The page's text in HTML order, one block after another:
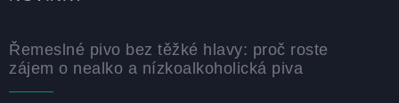
Řemeslné pivo bez těžké hlavy: proč roste
zájem o nealko a nízkoalkoholická piva